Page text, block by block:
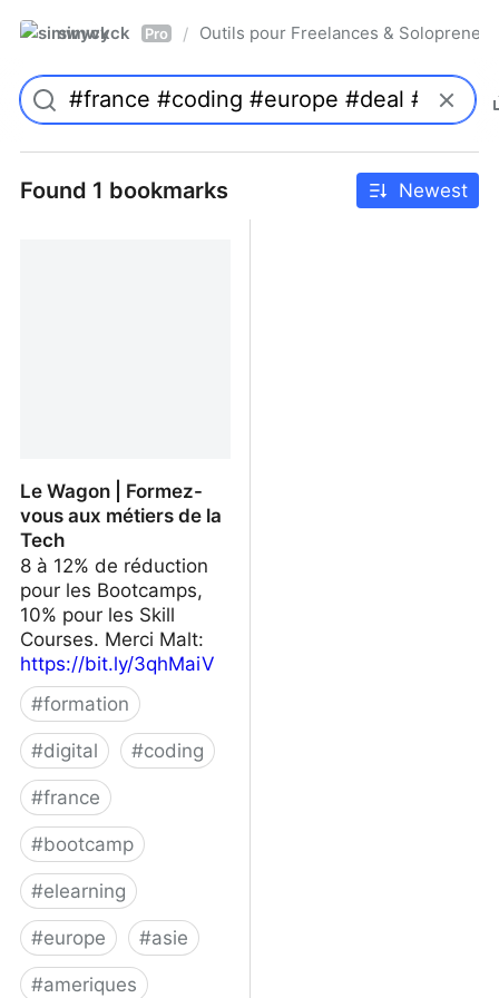
simwyck Pro / Outils pour Freelances &
Found 1 bookmarks Newest
Le Wagon | Formez-
vous aux métiers de la
Tech
8 à 12% de réduction
pour les Bootcamps,
10% pour les Skill
Courses. Merci Malt:
https://bit.ly/3qhMaiV
#formation
#digital #coding
#france
#bootcamp
#elearning
#europe #asie
#ameriques